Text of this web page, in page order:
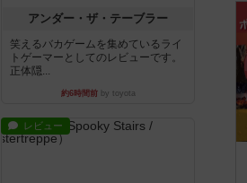
アンダー・ザ・テーブラー
笑えるバカゲームを集めているライ
トゲーマーとしてのレビューです。
正体隠...
約6時間前by toyota
レビュー